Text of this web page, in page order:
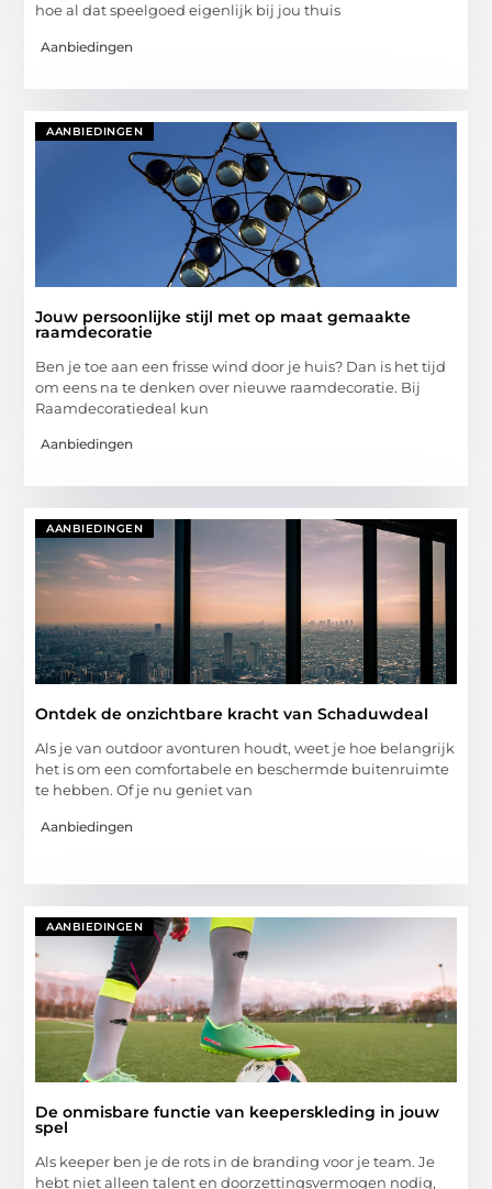
hoe al dat speelgoed eigenlijk bij jou thuis
Aanbiedingen
AANBIEDINGEN
Jouw persoonlijke stijl met op maat gemaakte
raamdecoratie
Ben je toe aan een frisse wind door je huis? Dan is het tijd
om eens na te denken over nieuwe raamdecoratie. Bij
Raamdecoratiedeal kun
Aanbiedingen
AANBIEDINGEN
Ontdek de onzichtbare kracht van Schaduwdeal
Als je van outdoor avonturen houdt, weet je hoe belangrijk
het is om een comfortabele en beschermde buitenruimte
te hebben. Of je nu geniet van
Aanbiedingen
AANBIEDINGEN
De onmisbare functie van keeperskleding in jouw
spel
Als keeper ben je de rots in de branding voor je team. Je
hebt niet alleen talent en doorzettingsvermogen nodig,